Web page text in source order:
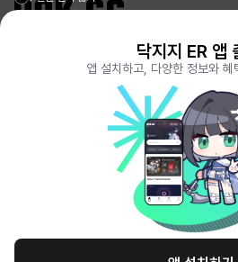
리그오브레전드 전적검색 포로지지PORO.GG
전략적팀전투 TFT 전적검색 롤체지지
메이플스토리 종합통계MAPLE.GG
VALORANT.DAK.GG
배틀그라운드 전적검색PUBG.DAK.GG
이터널 리턴 전적검색ER.DAK.GG
GENSHIN.DAK.GG
DEADLOCK.DAK.GG
서비스 이용 약관 개인정보 취급방침 제
닥지지 ER 앱
앱 설치하고, 다양한 정보와 혜